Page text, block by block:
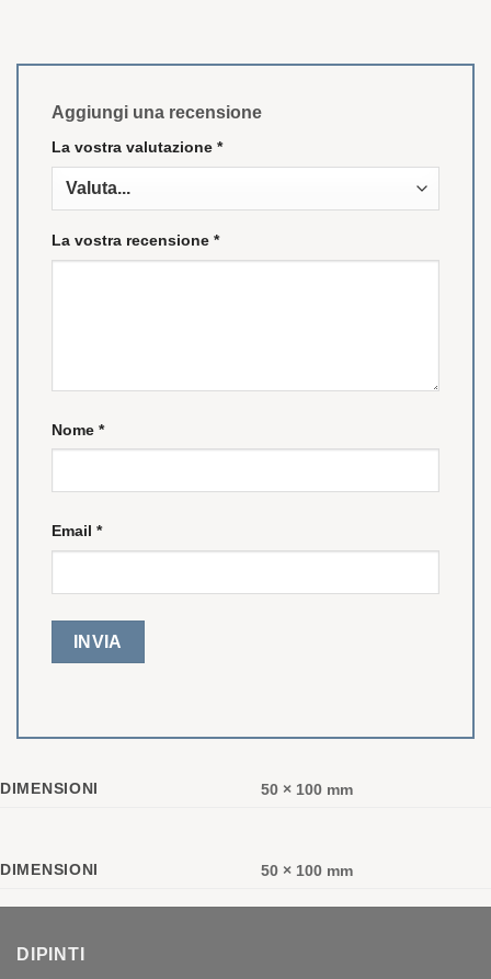
Aggiungi una recensione
La vostra valutazione *
La vostra recensione *
Nome *
Email *
DIMENSIONI 50 × 100 mm
DIMENSIONI 50 × 100 mm
DIPINTI